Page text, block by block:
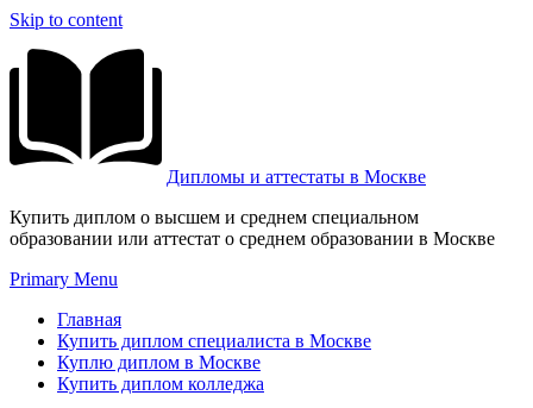
Skip to content
Дипломы и аттестаты в Москве
Купить диплом о высшем и среднем специальном
образовании или аттестат о среднем образовании в Москве
Primary Menu
Главная
Купить диплом специалиста в Москве
Куплю диплом в Москве
Купить диплом колледжа